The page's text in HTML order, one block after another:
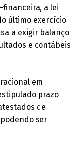
financeira, a lei
último exercício
a exigir balanço
e contábeis
em
prazo
de
ser